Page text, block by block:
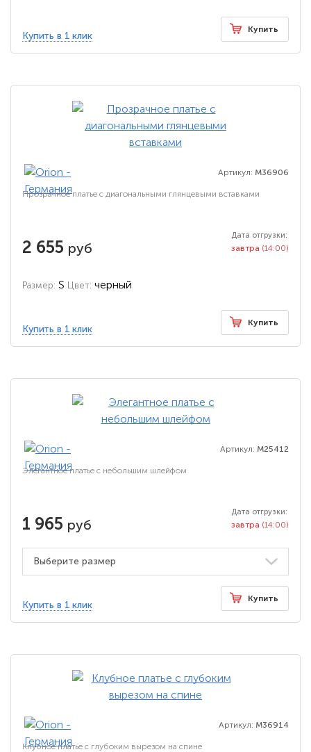
Купить в 1 клик
Купить
Артикул: M36906
Прозрачное платье с диагональными глянцевыми вставками
2 655 руб
Дата отгрузки:
завтра (14:00)
Размер: S Цвет: черный
Купить в 1 клик
Купить
Артикул: M25412
Элегантное платье с небольшим шлейфом
1 965 руб
Дата отгрузки:
завтра (14:00)
Купить в 1 клик
Купить
Артикул: M36914
Клубное платье с глубоким вырезом на спине